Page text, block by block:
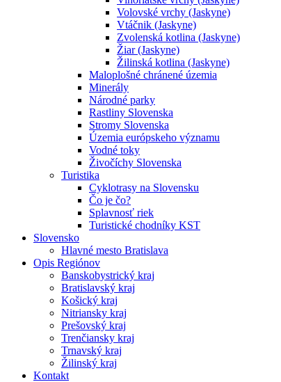
Volovské vrchy (Jaskyne)
Vtáčnik (Jaskyne)
Zvolenská kotlina (Jaskyne)
Žiar (Jaskyne)
Žilinská kotlina (Jaskyne)
Maloplošné chránené územia
Minerály
Národné parky
Rastliny Slovenska
Stromy Slovenska
Územia európskeho významu
Vodné toky
Živočíchy Slovenska
Turistika
Cyklotrasy na Slovensku
Čo je čo?
Splavnosť riek
Turistické chodníky KST
Slovensko
Hlavné mesto Bratislava
Opis Regiónov
Banskobystrický kraj
Bratislavský kraj
Košický kraj
Nitriansky kraj
Prešovský kraj
Trenčiansky kraj
Trnavský kraj
Žilinský kraj
Kontakt